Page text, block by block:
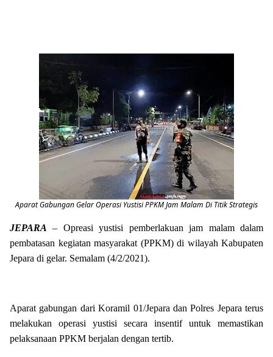
Aparat Gabungan Gelar Operasi Yustisi PPKM Jam Malam Di Titik Strategis
JEPARA – Opreasi yustisi pemberlakuan jam malam dalam
pembatasan kegiatan masyarakat (PPKM) di wilayah Kabupaten
Jepara di gelar. Semalam (4/2/2021).
Aparat gabungan dari Koramil 01/Jepara dan Polres Jepara terus
melakukan operasi yustisi secara insentif untuk memastikan
pelaksanaan PPKM berjalan dengan tertib.